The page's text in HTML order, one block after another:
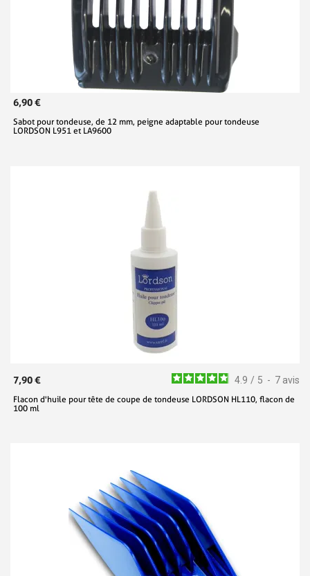
6,90 €
Sabot pour tondeuse, de 12 mm, peigne adaptable pour tondeuse
LORDSON L951 et LA9600
4.9 / 5 - 7 avis
7,90 €
Flacon d'huile pour tête de coupe de tondeuse LORDSON HL110, flacon de
100 ml